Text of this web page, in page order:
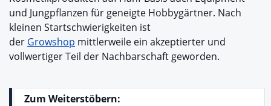
und Jungpflanzen für geneigte Hobbygärtner. Nach
kleinen Startschwierigkeiten ist
der Growshop mittlerweile ein akzeptierter und
vollwertiger Teil der Nachbarschaft geworden.
Zum Weiterstöbern: